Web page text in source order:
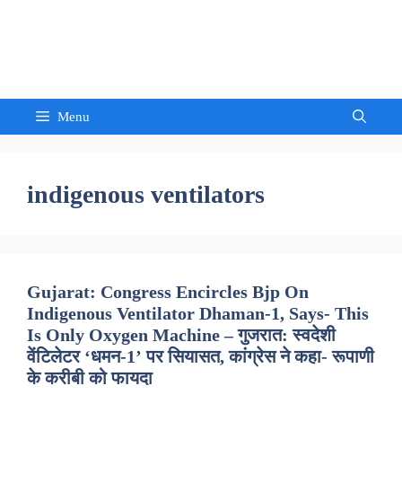
Menu
indigenous ventilators
Gujarat: Congress Encircles Bjp On
Indigenous Ventilator Dhaman-1, Says- This
Is Only Oxygen Machine – गुजरात: स्वदेशी
वेंटिलेटर ‘धमन-1’ पर सियासत, कांग्रेस ने कहा- रूपाणी
के करीबी को फायदा